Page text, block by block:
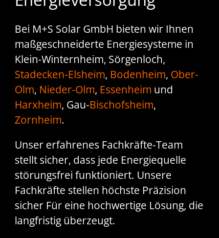
Bei M+S Solar GmbH bieten wir Ihnen
maßgeschneiderte Energiesysteme in
Klein-Winternheim, Sörgenloch,
Stadecken-Elsheim, Bodenheim, Ober-
Olm, Nieder-Olm, Essenheim und
Harxheim, Gau-Bischofsheim,
Zornheim.
Unser erfahrenes Fachkräfte-Team
stellt sicher, dass jede Energiequelle
störungsfrei funktioniert. Unsere
Fachkräfte stellen höchste Präzision
sicher Für eine hochwertige Lösung, die
langfristig überzeugt.